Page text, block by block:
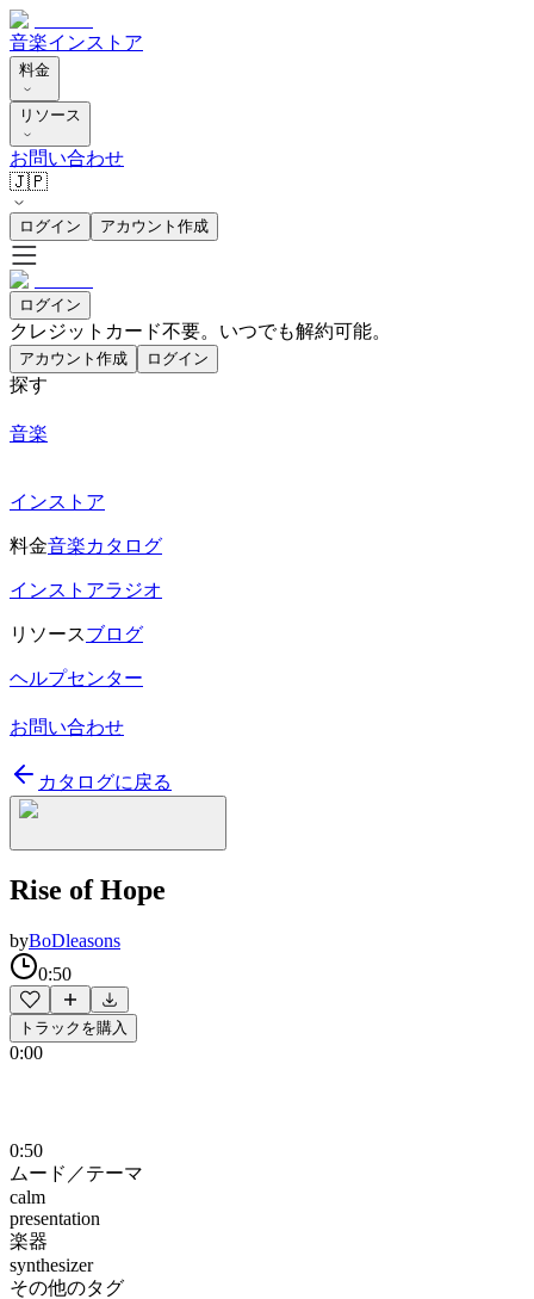
音楽インストア
料金
リソース
お問い合わせ
🇯🇵
ログイン アカウント作成
ログイン
クレジットカード不要。いつでも解約可能。
アカウント作成 ログイン
探す
音楽
インストア
料金音楽カタログ
インストアラジオ
リソースブログ
ヘルプセンター
お問い合わせ
カタログに戻る
Rise of Hope
byBoDleasons
0:50
トラックを購入
0:00
0:50
ムード／テーマ
calm
presentation
楽器
synthesizer
その他のタグ